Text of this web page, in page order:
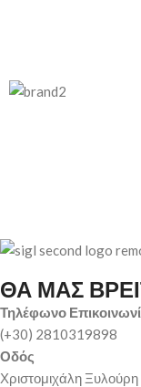
ΘΑ ΜΑΣ
Τηλέφωνο
(+30) 2810319898
Οδός
Χριστομιχάλη